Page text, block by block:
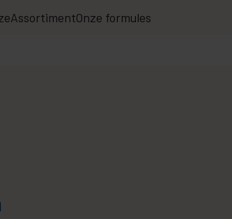
AssortimentOnze formules